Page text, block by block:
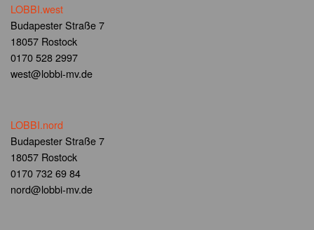
LOBBI.west
Budapester Straße 7
18057 Rostock
0170 528 2997
west@lobbi-mv.de
LOBBI.nord
Budapester Straße 7
18057 Rostock
0170 732 69 84
nord@lobbi-mv.de